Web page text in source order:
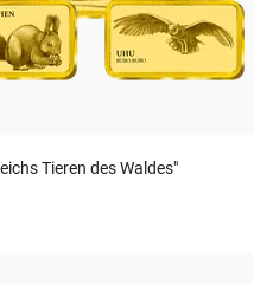
Tieren des Waldes"